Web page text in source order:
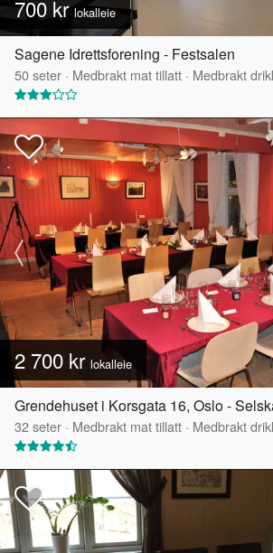
700 krlokalleie
Sagene Idrettsforening - Festsalen
50seter · Medbrakt mat tillatt · Medbrakt
2 700 kr lokalleie
32seter · Medbrakt mat tillatt · Medbrakt